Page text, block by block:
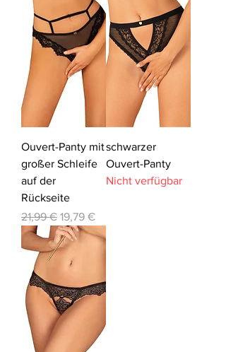
Ouvert-Panty mit
großer Schleife
auf der
Rückseite
Standardpreis
21,99 € Sale-Preis
19,79 €
schwarzer
Ouvert-Panty
Nicht verfügbar